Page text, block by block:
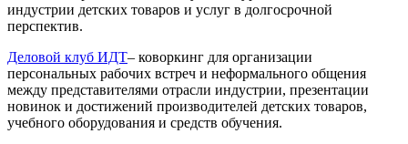
индустрии детских товаров и услуг в долгосрочной
перспектив.
Деловой клуб ИДТ– коворкинг для организации
персональных рабочих встреч и неформального общения
между представителями отрасли индустрии, презентации
новинок и достижений производителей детских товаров,
учебного оборудования и средств обучения.